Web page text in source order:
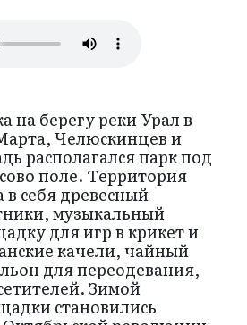
на берегу реки Урал в
Челюскинцев и
располагался парк под
поле. Территория
себя древесный
музыкальный
для игр в крикет и
качели, чайный
для переодевания,
Зимой
становились